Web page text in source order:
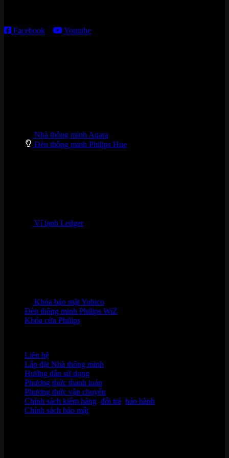
Facebook
Youtube
Nhà thông minh Aqara
Đèn thông minh Philips Hue
Ví lạnh Ledger
Khóa bảo mật Yubico
Đèn thông minh Philips WiZ
Khóa cửa Philips
Liên hệ
Lắp đặt Nhà thông minh
Hướng dẫn sử dụng
Phương thức thanh toán
Phương thức vận chuyển
Chính sách kiểm hàng đổi trả bảo hành
Chính sách bảo mật